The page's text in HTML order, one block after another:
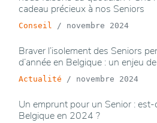
cadeau précieux à nos Seniors
Conseil / novembre 2024
Braver l’isolement des Seniors
d’année en Belgique : un enjeu
Actualité / novembre 2024
Un emprunt pour un Senior :
Belgique en 2024 ?